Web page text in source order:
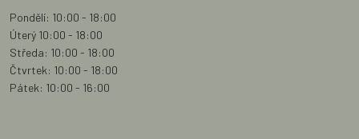
Pondělí: 10:00 - 18:00
Úterý 10:00 - 18:00
Středa: 10:00 - 18:00
Čtvrtek: 10:00 - 18:00
Pátek: 10:00 - 16:00